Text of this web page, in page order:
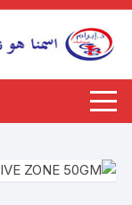
التجاوز
المحتوى